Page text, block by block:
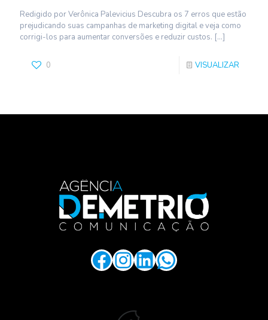
Redigido por Verônica Palevicius Descubra os 7 erros que estão
prejudicando suas campanhas de marketing digital e veja como
corrigi-los para aumentar conversões e reduzir custos. […]
0 VISUALIZAR
Facebook
Instagram
LinkedIn
WhatsApp
.